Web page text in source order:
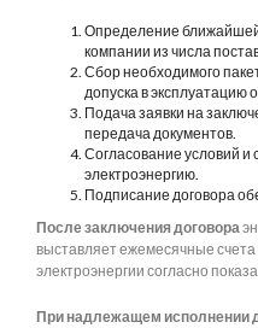
Определение ближайшей
компании из числа
Сбор необходимого
допуска в эксплуатацию
Подача заявки на
передача документов.
Согласование условий и
электроэнергию.
Подписание договора
После заключения договора
выставляет ежемесячные
электроэнергии согласно
При надлежащем исполнении